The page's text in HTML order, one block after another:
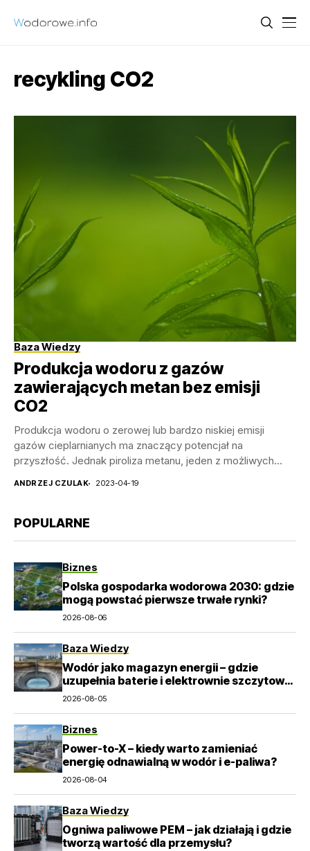
recykling CO2
Baza Wiedzy
Produkcja wodoru z gazów
zawierających metan bez emisji
CO2
Produkcja wodoru o zerowej lub bardzo niskiej emisji
gazów cieplarnianych ma znaczący potencjał na
przyszłość. Jednak piroliza metanu, jeden z możliwych
ANDRZEJ CZULAK 2023-04-19
POPULARNE
Biznes
Polska gospodarka wodorowa 2030: gdzie
mogą powstać pierwsze trwałe rynki?
2026-08-06
Baza Wiedzy
Wodór jako magazyn energii – gdzie
uzupełnia baterie i elektrownie szczytowo-
pompowe?
2026-08-05
Biznes
Power-to-X – kiedy warto zamieniać
energię odnawialną w wodór i e-paliwa?
2026-08-04
Baza Wiedzy
Ogniwa paliwowe PEM – jak działają i gdzie
tworzą wartość dla przemysłu?